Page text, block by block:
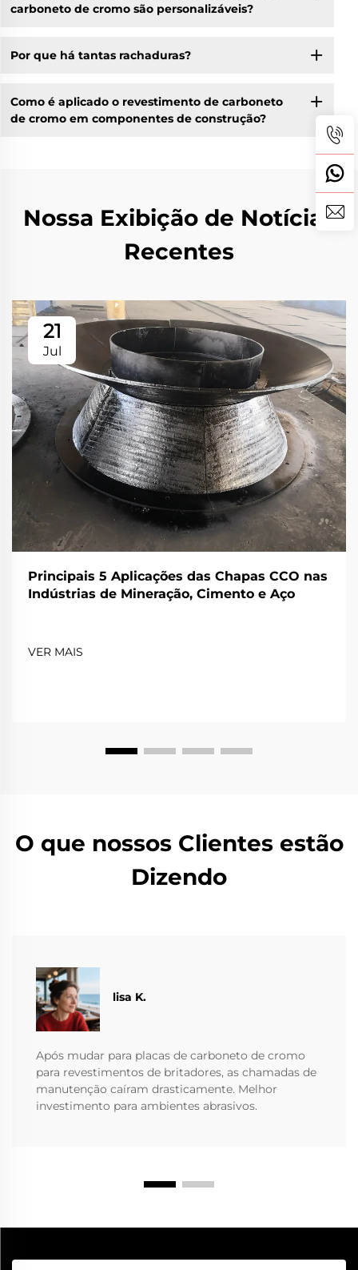
carboneto de cromo são personalizáveis?
Por que há tantas rachaduras?
Como é aplicado o revestimento de carboneto
de cromo em componentes de construção?
Nossa Exibição de Notícias
Recentes
21
Jul
Principais 5 Aplicações das Chapas CCO nas
Indústrias de Mineração, Cimento e Aço
VER MAIS
O que nossos Clientes estão
Dizendo
lisa K.
Após mudar para placas de carboneto de cromo
para revestimentos de britadores, as chamadas de
manutenção caíram drasticamente. Melhor
investimento para ambientes abrasivos.